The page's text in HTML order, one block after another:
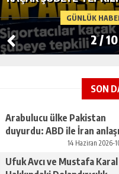
GÜNLÜK
2/10
SON
Arabulucu ülke Pakistan
duyurdu: ABD ile İran
14 Haziran 2026-
Ufuk Avcı ve Mustafa Karal